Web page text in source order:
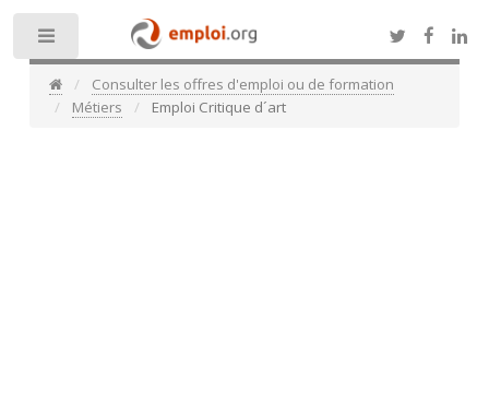
Consulter les offres d'emploi ou de formation
Métiers
Emploi Critique d´art
Toggle